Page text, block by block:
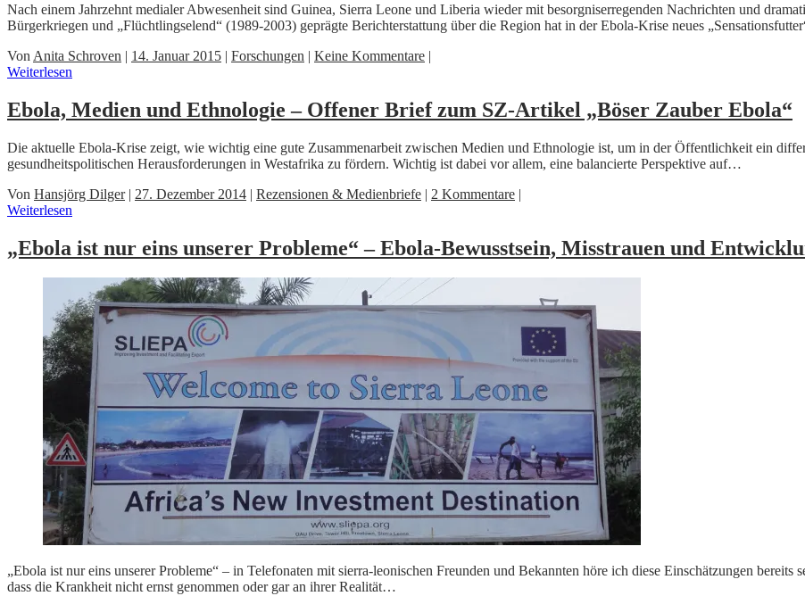
Nach einem Jahrzehnt medialer Abwesenheit sind Guinea, Sierra Leone und Liberia wieder mit besorgniserregenden Nachrichten und
Bürgerkriegen und „Flüchtlingselend“ (1989-2003) geprägte Berichterstattung über die Region hat in der Ebola-Krise neues
Von Anita Schroven | 14. Januar 2015 | Forschungen | Keine Kommentare |
Weiterlesen
Ebola, Medien und Ethnologie – Offener Brief zum SZ-Artikel „Böser Zauber Ebola“
Die aktuelle Ebola-Krise zeigt, wie wichtig eine gute Zusammenarbeit zwischen Medien und Ethnologie ist, um in der Öffentlichkeit ein
gesundheitspolitischen Herausforderungen in Westafrika zu fördern. Wichtig ist dabei vor allem, eine balancierte Perspektive auf…
Von Hansjörg Dilger| 27. Dezember 2014 | Rezensionen & Medienbriefe | 2 Kommentare |
Weiterlesen
„Ebola ist nur eins unserer Probleme“ ‒ Ebola-Bewusstsein, Misstrauen und
„Ebola ist nur eins unserer Probleme“ ‒ in Telefonaten mit sierra-leonischen Freunden und Bekannten höre ich diese Einschätzungen
dass die Krankheit nicht ernst genommen oder gar an ihrer Realität…